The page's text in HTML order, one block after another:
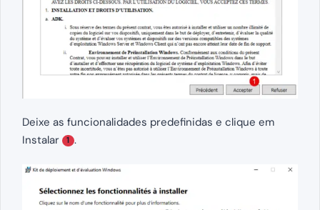
Deixe as funcionalidades predefinidas e clique em
Instalar
1 .